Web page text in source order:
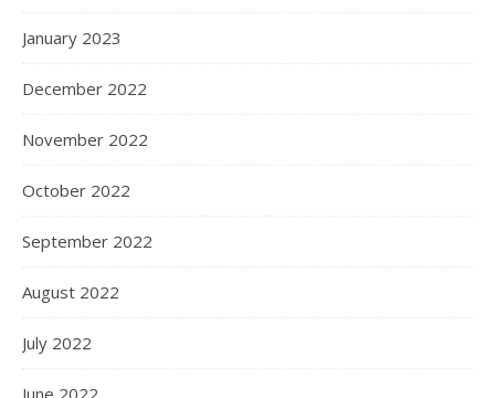
January 2023
December 2022
November 2022
October 2022
September 2022
August 2022
July 2022